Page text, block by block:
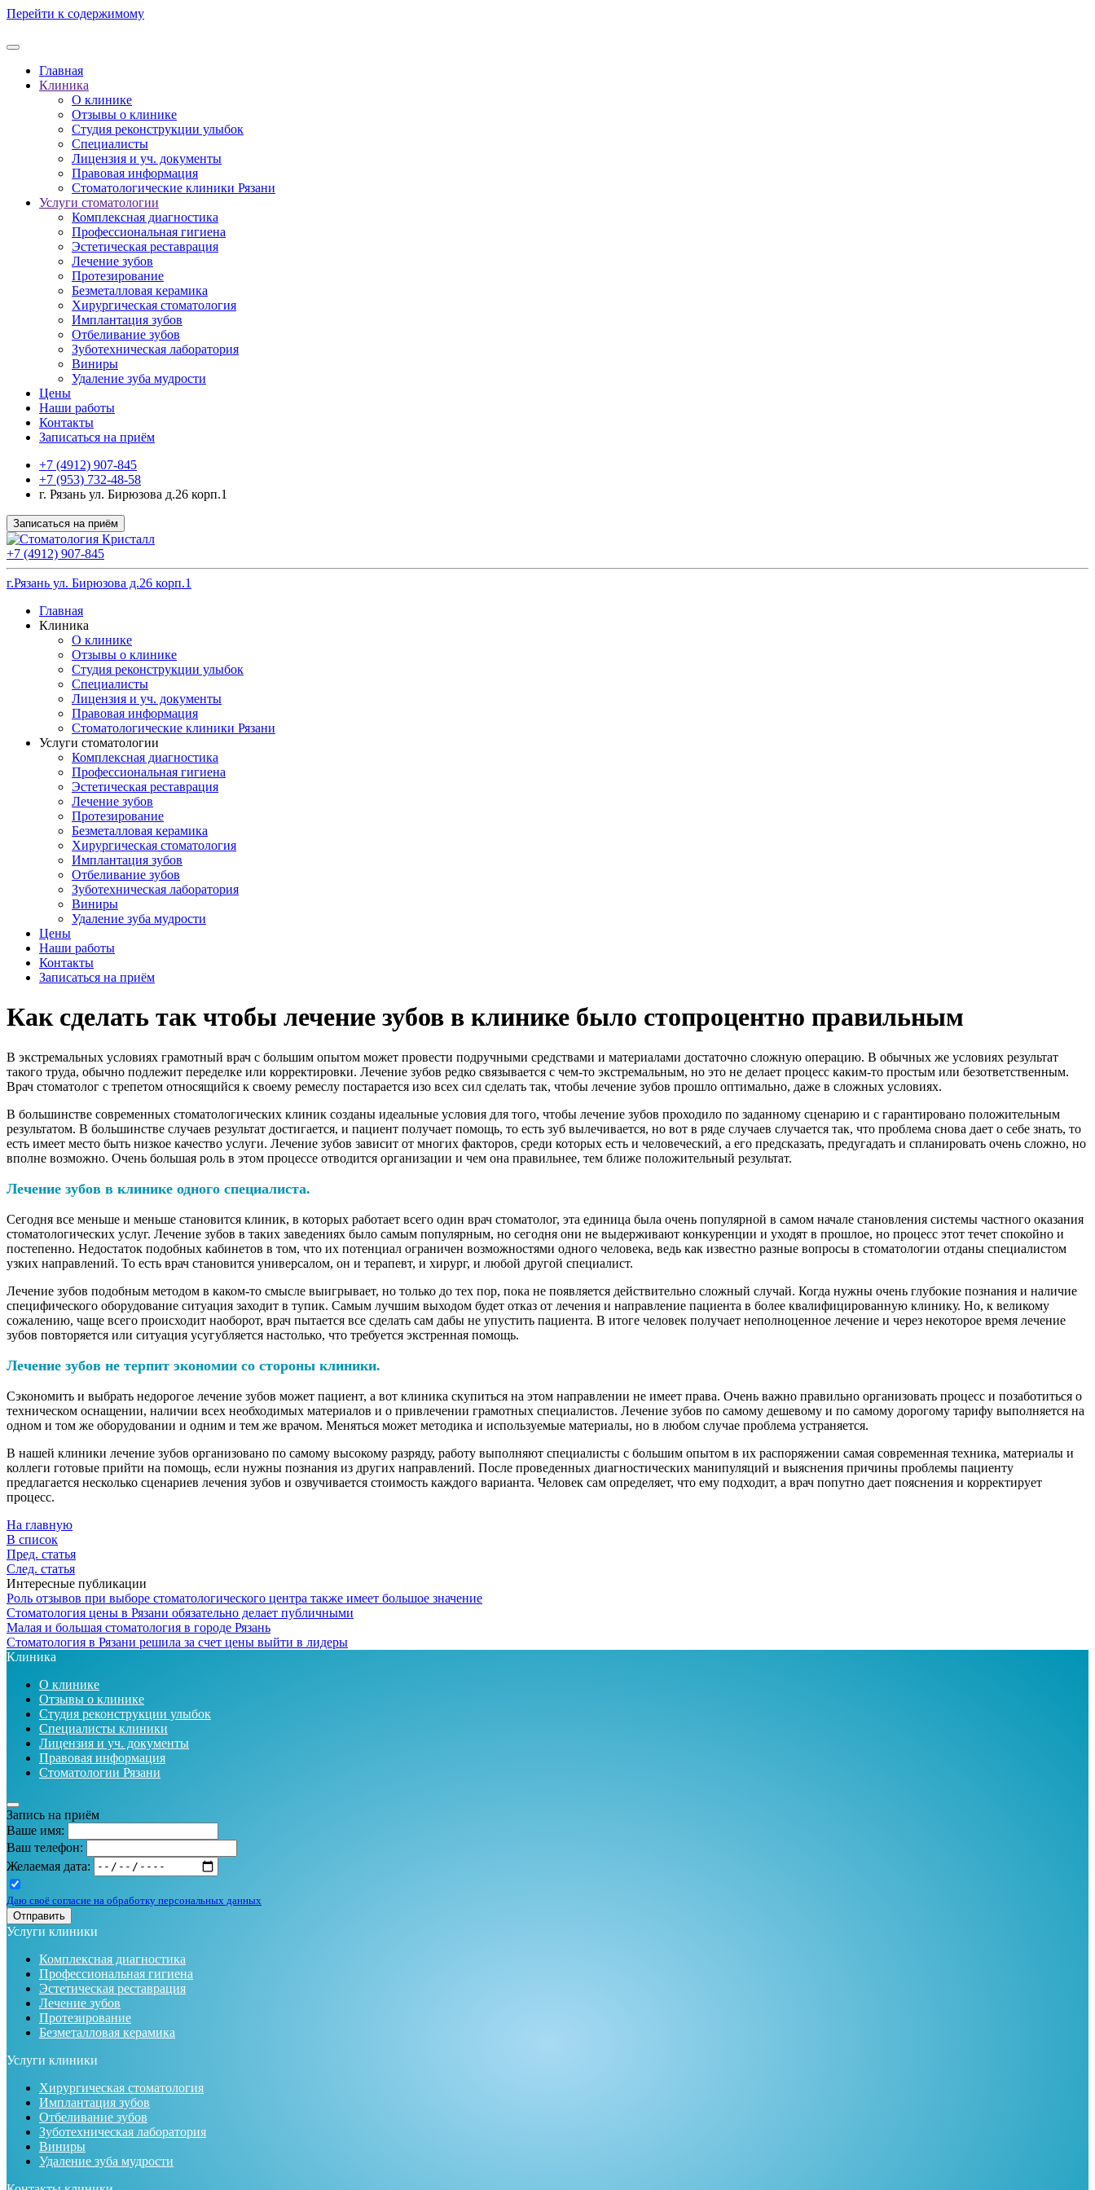
Перейти к содержимому
Главная
Клиника
О клинике
Отзывы о клинике
Студия реконструкции улыбок
Специалисты
Лицензия и уч. документы
Правовая информация
Стоматологические клиники Рязани
Услуги стоматологии
Комплексная диагностика
Профессиональная гигиена
Эстетическая реставрация
Лечение зубов
Протезирование
Безметалловая керамика
Хирургическая стоматология
Имплантация зубов
Отбеливание зубов
Зуботехническая лаборатория
Виниры
Удаление зуба мудрости
Цены
Наши работы
Контакты
Записаться на приём
+7 (4912) 907-845
+7 (953) 732-48-58
г. Рязань ул. Бирюзова д.26 корп.1
Записаться на приём
+7 (4912) 907-845
г.Рязань ул. Бирюзова д.26 корп.1
Главная
Клиника
О клинике
Отзывы о клинике
Студия реконструкции улыбок
Специалисты
Лицензия и уч. документы
Правовая информация
Стоматологические клиники Рязани
Услуги стоматологии
Комплексная диагностика
Профессиональная гигиена
Эстетическая реставрация
Лечение зубов
Протезирование
Безметалловая керамика
Хирургическая стоматология
Имплантация зубов
Отбеливание зубов
Зуботехническая лаборатория
Виниры
Удаление зуба мудрости
Цены
Наши работы
Контакты
Записаться на приём
Как сделать так чтобы лечение зубов в клинике было стопроцентно правильным
В экстремальных условиях грамотный врач с большим опытом может провести подручными средствами и материалами достаточно сложную операцию. В обычных же условиях результат
такого труда, обычно подлежит переделке или корректировки. Лечение зубов редко связывается с чем-то экстремальным, но это не делает процесс каким-то простым или безответственным.
Врач стоматолог с трепетом относящийся к своему ремеслу постарается изо всех сил сделать так, чтобы лечение зубов прошло оптимально, даже в сложных условиях.
В большинстве современных стоматологических клиник созданы идеальные условия для того, чтобы лечение зубов проходило по заданному сценарию и с гарантировано положительным
результатом. В большинстве случаев результат достигается, и пациент получает помощь, то есть зуб вылечивается, но вот в ряде случаев случается так, что проблема снова дает о себе знать, то
есть имеет место быть низкое качество услуги. Лечение зубов зависит от многих факторов, среди которых есть и человеческий, а его предсказать, предугадать и спланировать очень сложно, но
вполне возможно. Очень большая роль в этом процессе отводится организации и чем она правильнее, тем ближе положительный результат.
Лечение зубов в клинике одного специалиста.
Сегодня все меньше и меньше становится клиник, в которых работает всего один врач стоматолог, эта единица была очень популярной в самом начале становления системы частного оказания
стоматологических услуг. Лечение зубов в таких заведениях было самым популярным, но сегодня они не выдерживают конкуренции и уходят в прошлое, но процесс этот течет спокойно и
постепенно. Недостаток подобных кабинетов в том, что их потенциал ограничен возможностями одного человека, ведь как известно разные вопросы в стоматологии отданы специалистом
узких направлений. То есть врач становится универсалом, он и терапевт, и хирург, и любой другой специалист.
Лечение зубов подобным методом в каком-то смысле выигрывает, но только до тех пор, пока не появляется действительно сложный случай. Когда нужны очень глубокие познания и наличие
специфического оборудование ситуация заходит в тупик. Самым лучшим выходом будет отказ от лечения и направление пациента в более квалифицированную клинику. Но, к великому
сожалению, чаще всего происходит наоборот, врач пытается все сделать сам дабы не упустить пациента. В итоге человек получает неполноценное лечение и через некоторое время лечение
зубов повторяется или ситуация усугубляется настолько, что требуется экстренная помощь.
Лечение зубов не терпит экономии со стороны клиники.
Сэкономить и выбрать недорогое лечение зубов может пациент, а вот клиника скупиться на этом направлении не имеет права. Очень важно правильно организовать процесс и позаботиться о
техническом оснащении, наличии всех необходимых материалов и о привлечении грамотных специалистов. Лечение зубов по самому дешевому и по самому дорогому тарифу выполняется на
одном и том же оборудовании и одним и тем же врачом. Меняться может методика и используемые материалы, но в любом случае проблема устраняется.
В нашей клиники лечение зубов организовано по самому высокому разряду, работу выполняют специалисты с большим опытом в их распоряжении самая современная техника, материалы и
коллеги готовые прийти на помощь, если нужны познания из других направлений. После проведенных диагностических манипуляций и выяснения причины проблемы пациенту
предлагается несколько сценариев лечения зубов и озвучивается стоимость каждого варианта. Человек сам определяет, что ему подходит, а врач попутно дает пояснения и корректирует
процесс.
На главную
В список
Пред. статья
След. статья
Интересные публикации
Роль отзывов при выборе стоматологического центра также имеет большое значение
Стоматология цены в Рязани обязательно делает публичными
Малая и большая стоматология в городе Рязань
Стоматология в Рязани решила за счет цены выйти в лидеры
Клиника
О клинике
Отзывы о клинике
Студия реконструкции улыбок
Специалисты клиники
Лицензия и уч. документы
Правовая информация
Стоматологии Рязани
Запись на приём
Ваше имя:
Ваш телефон:
Желаемая дата:
Даю своё согласие на обработку персональных данных
Отправить
Услуги клиники
Комплексная диагностика
Профессиональная гигиена
Эстетическая реставрация
Лечение зубов
Протезирование
Безметалловая керамика
Услуги клиники
Хирургическая стоматология
Имплантация зубов
Отбеливание зубов
Зуботехническая лаборатория
Виниры
Удаление зуба мудрости